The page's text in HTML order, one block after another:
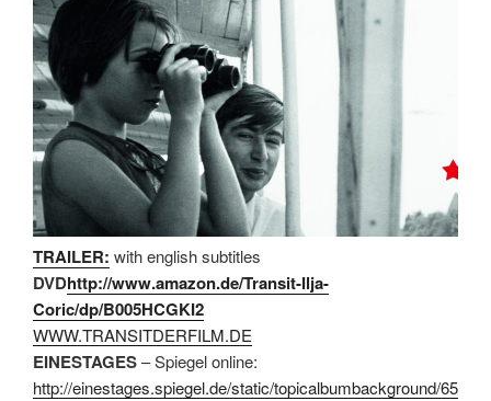
TRAILER: with english subtitles
DVDhttp://www.amazon.de/Transit-Ilja-
Coric/dp/B005HCGKI2
WWW.TRANSITDERFILM.DE
EINESTAGES– Spiegel online:
http://einestages.spiegel.de/static/topicalbumbackground/65